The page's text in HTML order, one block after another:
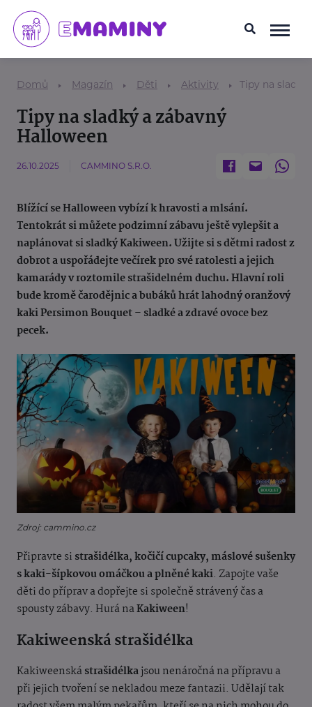
Domů Magazín Děti Aktivity Tipy na sladký
Tipy na sladký a zábavný
Halloween
26.10.2025 CAMMINO S.R.O.
Blížící se Halloween vybízí k hravosti a mlsání.
Tentokrát si můžete podzimní zábavu ještě vylepšit a
naplánovat si sladký Kakiween. Užijte si s dětmi radost z
dobrot a uspořádejte večírek pro své ratolesti a jejich
kamarády v roztomile strašidelném duchu. Hlavní roli
bude kromě čarodějnic a bubáků hrát lahodný oranžový
kaki Persimon Bouquet – sladké a zdravé ovoce bez
pecek.
Zdroj: cammino.cz
Připravte si strašidélka, kočičí cupcaky, máslové sušenky
s kaki-šípkovou omáčkou aplněné kaki. Zapojte vaše
děti do příprav a dopřejte si společně strávený čas a
spousty zábavy. Hurá naKakiween!
Kakiweenská strašidélka
Kakiweenskástrašidélkajsou nenáročná na přípravu a
při jejich tvoření se nekladou meze fantazii. Udělají tak